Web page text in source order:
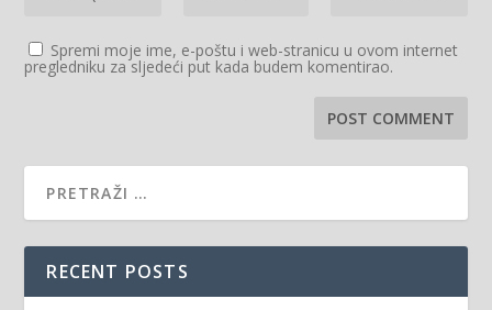
Spremi moje ime, e-poštu i web-stranicu u ovom internet
pregledniku za sljedeći put kada budem komentirao.
RECENT POSTS